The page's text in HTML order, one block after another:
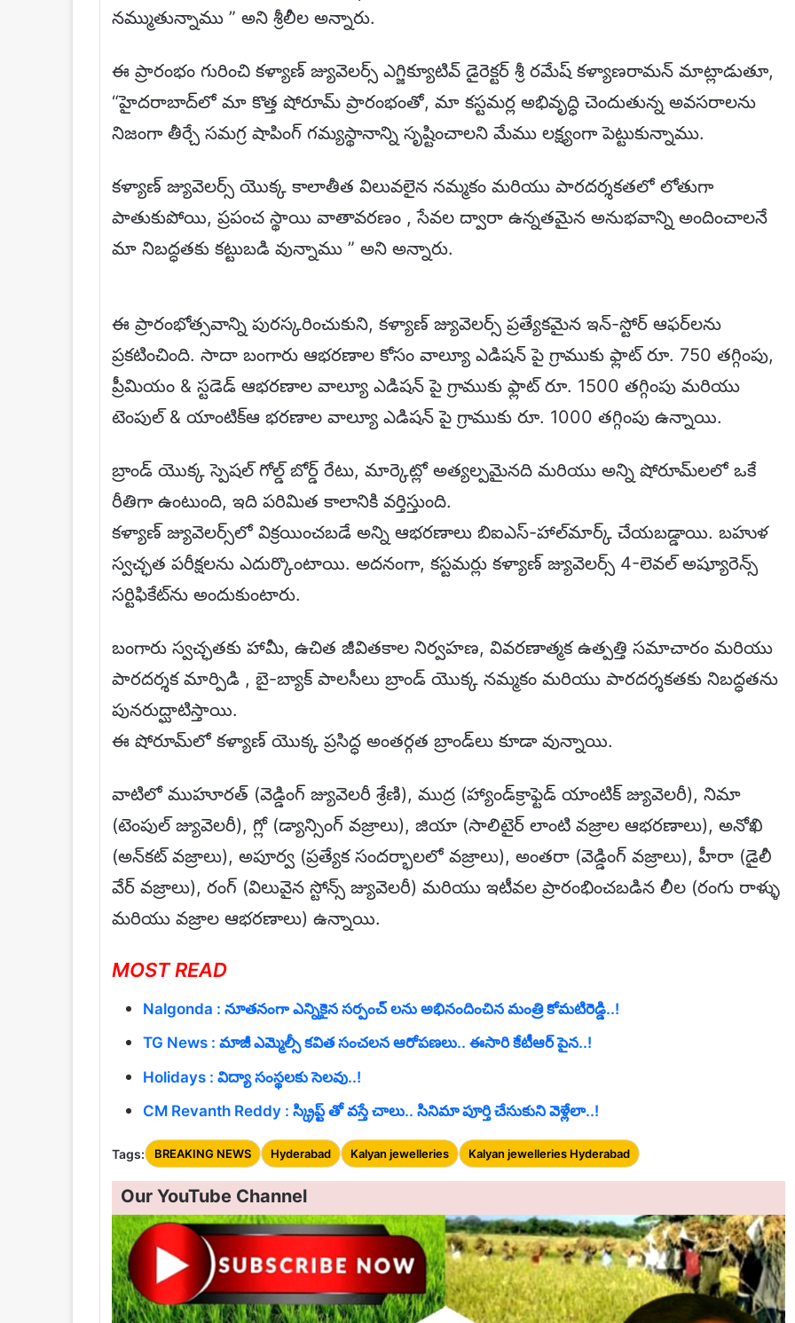
నమ్ముతున్నాము ” అని శ్రీలీల అన్నారు.
ఈ ప్రారంభం గురించి కళ్యాణ్ జ్యువెలర్స్ ఎగ్జిక్యూటివ్ డైరెక్టర్ శ్రీ రమేష్ కళ్యాణరామన్ మాట్లాడుతూ,
“హైదరాబాద్‌లో మా కొత్త షోరూమ్ ప్రారంభంతో, మా కస్టమర్ల అభివృద్ధి చెందుతున్న అవసరాలను
నిజంగా తీర్చే సమగ్ర షాపింగ్ గమ్యస్థానాన్ని సృష్టించాలని మేము లక్ష్యంగా పెట్టుకున్నాము.
కళ్యాణ్ జ్యువెలర్స్ యొక్క కాలాతీత విలువలైన నమ్మకం మరియు పారదర్శకతలో లోతుగా
పాతుకుపోయి, ప్రపంచ స్థాయి వాతావరణం , సేవల ద్వారా ఉన్నతమైన అనుభవాన్ని అందించాలనే
మా నిబద్ధతకు కట్టుబడి వున్నాము ” అని అన్నారు.
ఈ ప్రారంభోత్సవాన్ని పురస్కరించుకుని, కళ్యాణ్ జ్యువెలర్స్ ప్రత్యేకమైన ఇన్-స్టోర్ ఆఫర్‌లను
ప్రకటించింది. సాదా బంగారు ఆభరణాల కోసం వాల్యూ ఎడిషన్ పై గ్రాముకు ఫ్లాట్ రూ. 750 తగ్గింపు,
ప్రీమియం & స్టడెడ్ ఆభరణాల వాల్యూ ఎడిషన్ పై గ్రాముకు ఫ్లాట్ రూ. 1500 తగ్గింపు మరియు
టెంపుల్ & యాంటిక్ఆ భరణాల వాల్యూ ఎడిషన్ పై గ్రాముకు రూ. 1000 తగ్గింపు ఉన్నాయి.
బ్రాండ్ యొక్క స్పెషల్ గోల్డ్ బోర్డ్ రేటు, మార్కెట్లో అత్యల్పమైనది మరియు అన్ని షోరూమ్‌లలో ఒకే
రీతిగా ఉంటుంది, ఇది పరిమిత కాలానికి వర్తిస్తుంది.
కళ్యాణ్ జ్యువెలర్స్‌లో విక్రయించబడే అన్ని ఆభరణాలు బిఐఎస్-హాల్‌మార్క్ చేయబడ్డాయి. బహుళ
స్వచ్ఛత పరీక్షలను ఎదుర్కొంటాయి. అదనంగా, కస్టమర్లు కళ్యాణ్ జ్యువెలర్స్ 4-లెవల్ అష్యూరెన్స్
సర్టిఫికేట్‌ను అందుకుంటారు.
బంగారు స్వచ్ఛతకు హామీ, ఉచిత జీవితకాల నిర్వహణ, వివరణాత్మక ఉత్పత్తి సమాచారం మరియు
పారదర్శక మార్పిడి , బై-బ్యాక్ పాలసీలు బ్రాండ్ యొక్క నమ్మకం మరియు పారదర్శకతకు నిబద్ధతను
పునరుద్ఘాటిస్తాయి.
ఈ షోరూమ్‌లో కళ్యాణ్ యొక్క ప్రసిద్ధ అంతర్గత బ్రాండ్‌లు కూడా వున్నాయి.
వాటిలో ముహూరత్ (వెడ్డింగ్ జ్యువెలరీ శ్రేణి), ముద్ర (హ్యాండ్‌క్రాఫ్టెడ్ యాంటిక్ జ్యువెలరీ), నిమా
(టెంపుల్ జ్యువెలరీ), గ్లో (డ్యాన్సింగ్ వజ్రాలు), జియా (సాలిటైర్ లాంటి వజ్రాల ఆభరణాలు), అనోఖి
(అన్‌కట్ వజ్రాలు), అపూర్వ (ప్రత్యేక సందర్భాలలో వజ్రాలు), అంతరా (వెడ్డింగ్ వజ్రాలు), హీరా (డైలీ
వేర్ వజ్రాలు), రంగ్ (విలువైన స్టోన్స్ జ్యువెలరీ) మరియు ఇటీవల ప్రారంభించబడిన లీల (రంగు రాళ్ళు
మరియు వజ్రాల ఆభరణాలు) ఉన్నాయి.
MOST READ
Nalgonda : నూతనంగా ఎన్నికైన సర్పంచ్ లను అభినందించిన మంత్రి కోమటిరెడ్డి..!
TG News : మాజీ ఎమ్మెల్సీ కవిత సంచలన ఆరోపణలు.. ఈసారి కేటీఆర్ పైన..!
Holidays : విద్యా సంస్థలకు సెలవు..!
CM Revanth Reddy : స్క్రిప్ట్ తో వస్తే చాలు.. సినిమా పూర్తి చేసుకుని వెళ్లేలా..!
Tags: BREAKING NEWS Hyderabad Kalyan jewelleries Kalyan jewelleries Hyderabad
Our YouTube Channel